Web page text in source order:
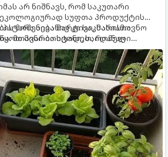
არ ნიშნავს, რომ საკუთარი
სუფთა პროდუქტის
აივანიც კი საკმარისია
მინი-ბოსტანი, საიდანაც
არომატულ მწვანილსა და
მოშენება მარტივი, სასიამოვნო
მთავარია იცოდეთ, რომელი
ქოთნის პირობებს ყველაზე კარგად
სწორად.